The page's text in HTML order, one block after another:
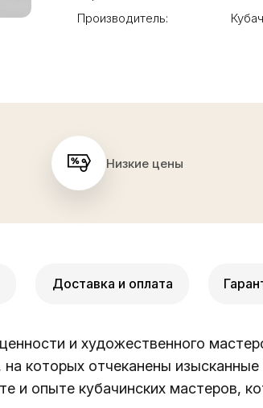
Производитель:
Низкие цены
Доставка и оплата
и художественного
которых отчеканены
и опыте кубачинских мастеров,